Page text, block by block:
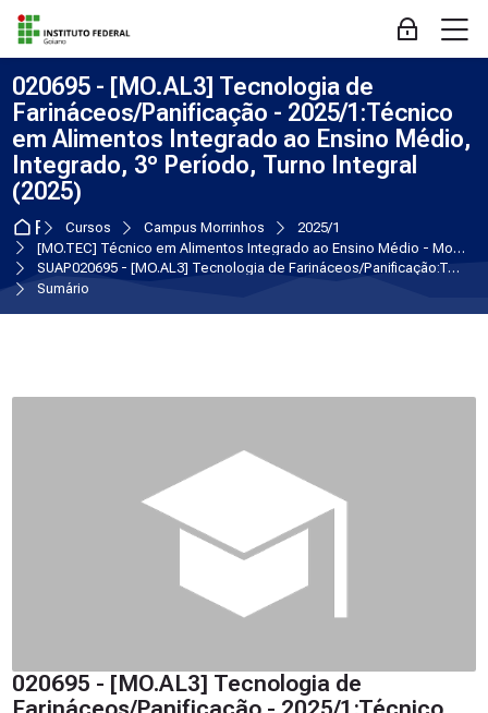
Skip to navigation
Skip to login form
Ir para o conteúdo principal
Skip to accessibility options
Skip to footer
Skip accessibility options
Acessar
020695 - [MO.AL3] Tecnologia de
Farináceos/Panificação - 2025/1:Técnico
em Alimentos Integrado ao Ensino Médio,
Integrado, 3º Período, Turno Integral
(2025)
Página inicial
Cursos Campus Morrinhos
2025/1
[MO.TEC] Técnico em Alimentos Integrado ao Ensino Médio - Morrinhos
SUAP020695 - [MO.AL3] Tecnologia de Farináceos/Panificação:Técnico em Alimentos Integrado ao Ensino Médio, Integrado, 3º Período, Turno Integral (2025)
Sumário
020695 - [MO.AL3] Tecnologia de